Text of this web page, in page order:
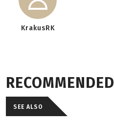
KrakusRK
RECOMMENDED
SEE ALSO